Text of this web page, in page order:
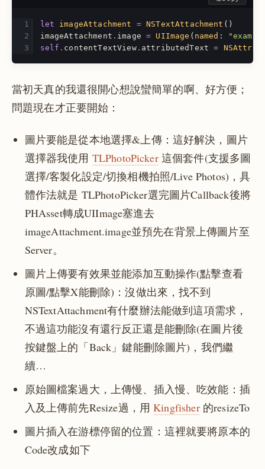
let imageAttachment = NSTextAttachment ()
imageAttachment . image = UIImage ( named :
self . contentTextView. attributedText =
當初天真的我還很開心想說蠻簡單的啊、好方便；
問題現在才正要開始：
圖片要能是從本地選擇&上傳：這好解決，圖片
選擇器我使用 TLPhotoPicker這個套件(支援多圖
選擇/客製化設定/切換相機拍照/Live Photos)，具
體作法就是 TLPhotoPicker選完圖片Callback後將
PHAsset轉成UIImage塞進去
imageAttachment.image並預先在背景上傳圖片至
Server。
圖片上傳要有效果並能添加互動操作(點擊查看
原圖/點擊X能刪除)：沒做出來，找不到
NSTextAttachment有什麼辦法能做到這項需求，
不過這功能沒有還行反正還是能刪除(在圖片後
按鍵盤上的「Back」鍵能刪除圖片)，我們繼
續…
原始圖檔案過大，上傳慢、插入慢、吃效能：插
入及上傳前先Resize過，用Kingfisher的resizeTo
圖片插入在游標停留的位置：這裡就要將原本的
Code改成如下